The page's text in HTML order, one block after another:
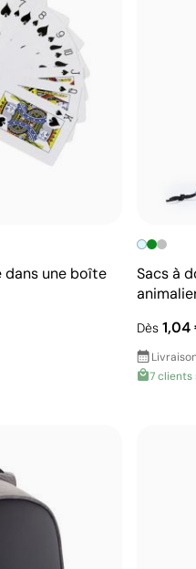
une boîte
Sacs à
Dès 1,04
Livraison
7